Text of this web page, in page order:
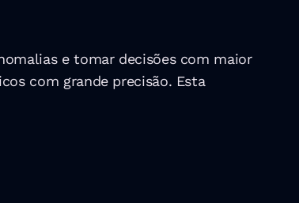
e tomar decisões com maior
com grande precisão. Esta